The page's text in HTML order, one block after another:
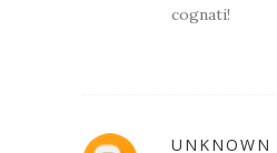
cognati!
UNKNOWN